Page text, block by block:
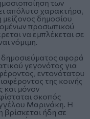
των
απόλυτο χαρακτήρα,
δημοσίου
προσωπικού
να εμπλέκεται σε
νόμιμη.
δημοσιεύματος αφορά
γεγονότος για
εντονότατου
της κοινής
και μόνον
σκοπός
Μαρινάκη. Η
ήδη σε